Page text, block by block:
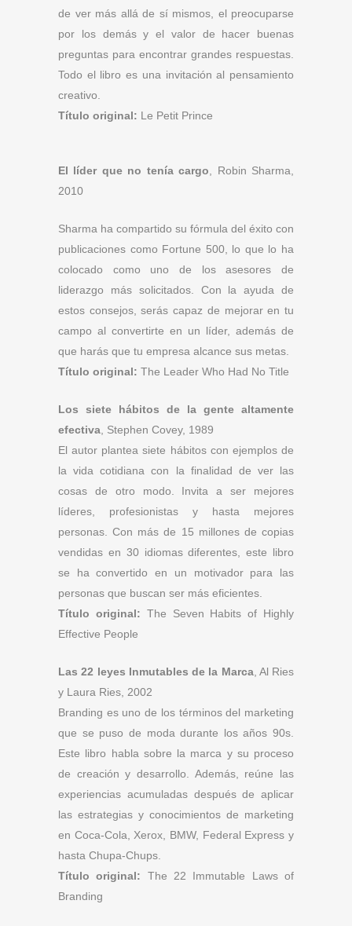
de ver más allá de sí mismos, el preocuparse
por los demás y el valor de hacer buenas
preguntas para encontrar grandes respuestas.
Todo el libro es una invitación al pensamiento
creativo.
Título original: Le Petit Prince
El líder que no tenía cargo , Robin Sharma,
2010
Sharma ha compartido su fórmula del éxito con
publicaciones como Fortune 500, lo que lo ha
colocado como uno de los asesores de
liderazgo más solicitados. Con la ayuda de
estos consejos, serás capaz de mejorar en tu
campo al convertirte en un líder, además de
que harás que tu empresa alcance sus metas.
Título original: The Leader Who Had No Title
Los siete hábitos de la gente altamente
efectiva , Stephen Covey, 1989
El autor plantea siete hábitos con ejemplos de
la vida cotidiana con la finalidad de ver las
cosas de otro modo. Invita a ser mejores
líderes, profesionistas y hasta mejores
personas. Con más de 15 millones de copias
vendidas en 30 idiomas diferentes, este libro
se ha convertido en un motivador para las
personas que buscan ser más eficientes.
Título original: The Seven Habits of Highly
Effective People
Las 22 leyes Inmutables de la Marca, Al Ries
y Laura Ries, 2002
Branding es uno de los términos del marketing
que se puso de moda durante los años 90s.
Este libro habla sobre la marca y su proceso
de creación y desarrollo. Además, reúne las
experiencias acumuladas después de aplicar
las estrategias y conocimientos de marketing
en Coca-Cola, Xerox, BMW, Federal Express y
hasta Chupa-Chups.
Título original: The 22 Immutable Laws of
Branding